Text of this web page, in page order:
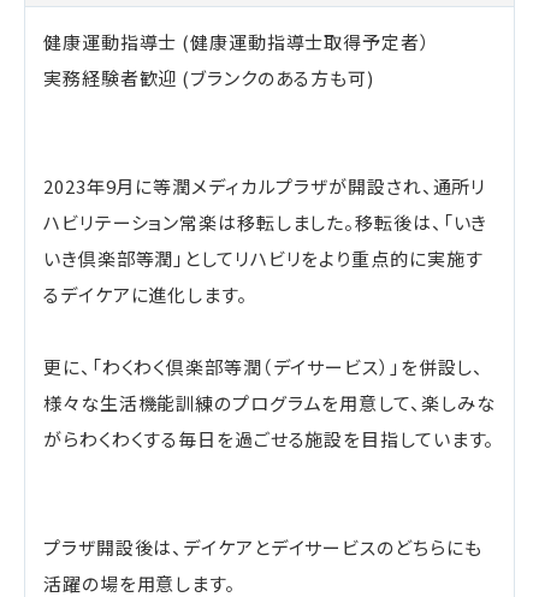
健康運動指導士 (健康運動指導士取得予定者）
実務経験者歓迎 (ブランクのある方も可)
2023年9月に等潤メディカルプラザが開設され、通所リ
ハビリテーション常楽は移転しました。移転後は、「いき
いき倶楽部等潤」としてリハビリをより重点的に実施す
るデイケアに進化します。
更に、「わくわく倶楽部等潤（デイサービス）」を併設し、
様々な生活機能訓練のプログラムを用意して、楽しみな
がらわくわくする毎日を過ごせる施設を目指しています。
プラザ開設後は、デイケアとデイサービスのどちらにも
活躍の場を用意します。